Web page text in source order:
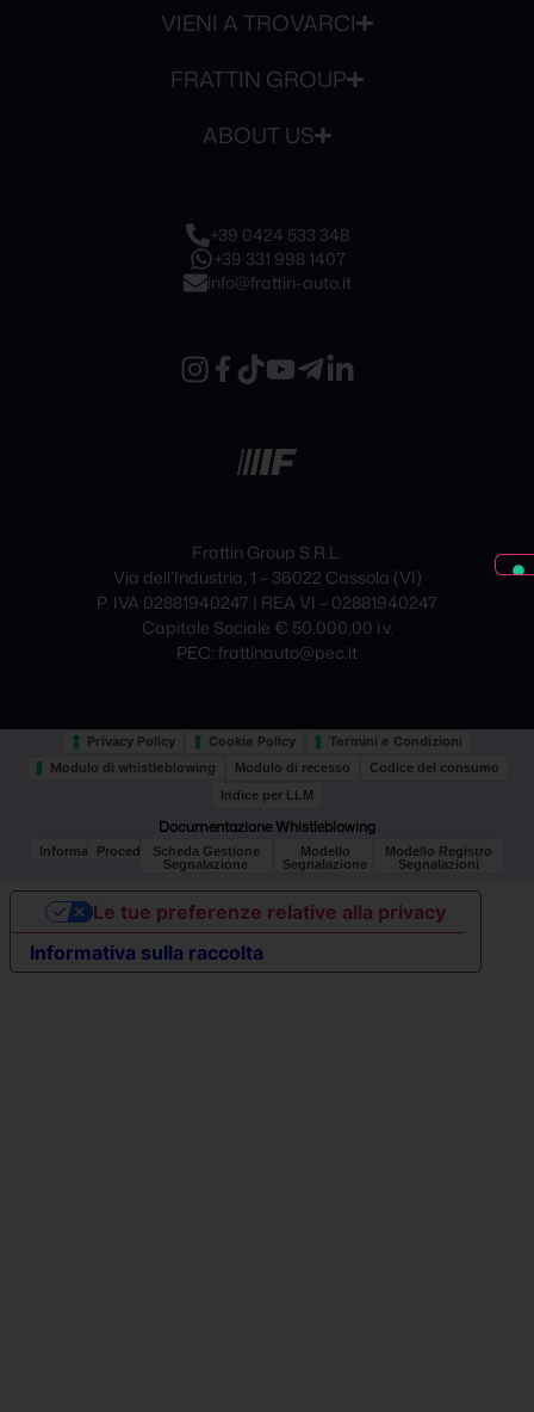
VIENI A TROVARCI
FRATTIN GROUP
ABOUT US
+39 0424 533 348
+39 331 998 1407
info@frattin-auto.it
Frattin Group S.R.L.
Via dell’Industria, 1 – 36022 Cassola (VI)
P. IVA 02881940247 | REA VI – 02881940247
Capitale Sociale € 50.000,00 i.v.
PEC: frattinauto@pec.it
Privacy Policy Cookie Policy
Termini e Condizioni
Modulo di whistleblowing
Modulo di recesso
Codice del consumo
Indice per LLM
Documentazione Whistleblowing
InformativaProceduraScheda Gestione
Segnalazione
Modello
Segnalazione
Modello Registro
Segnalazioni
Informativa sulla raccolta
Le tue preferenze relative alla privacy